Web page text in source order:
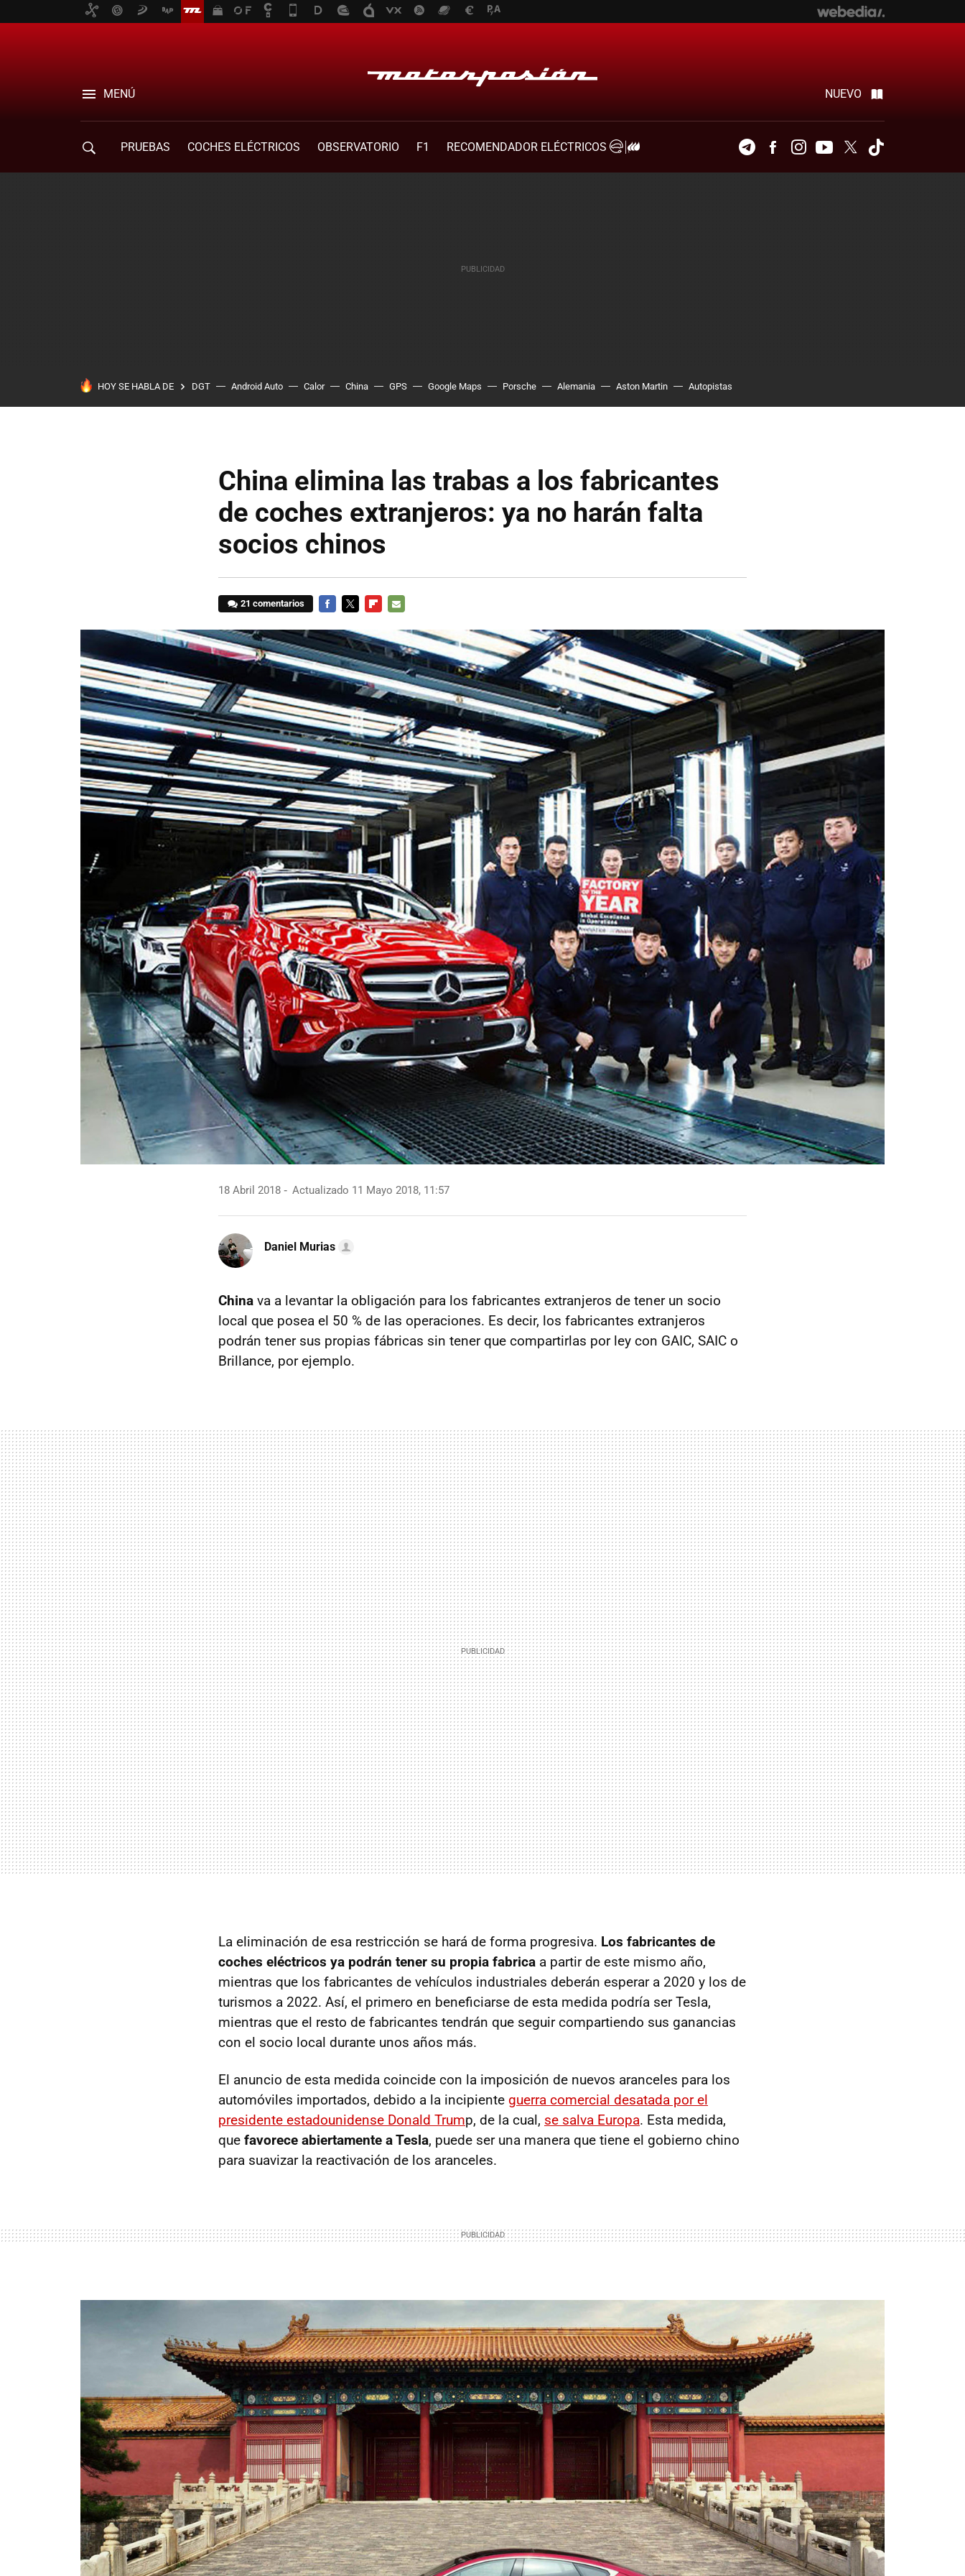
MENÚ NUEVO
PRUEBAS COCHES ELÉCTRICOS OBSERVATORIO F1
RECOMENDADOR ELÉCTRICOS
TelegramFacebookInstagramYoutubeTwitter
HOY SE HABLA DE DGT Android Auto Calor China GPS Google Maps Porsche Alemania Aston Martin Autopistas
China elimina las trabas a los fabricantes
de coches extranjeros: ya no harán falta
socios chinos
21 comentarios
MAIL
18 Abril 2018 Actualizado 11 Mayo 2018, 11:57
Daniel Murias
China va a levantar la obligación para los fabricantes extranjeros de tener un socio
local que posea el 50 % de las operaciones. Es decir, los fabricantes extranjeros
podrán tener sus propias fábricas sin tener que compartirlas por ley con GAIC, SAIC o
Brillance, por ejemplo.
La eliminación de esa restricción se hará de forma progresiva. Los fabricantes de
coches eléctricos ya podrán tener su propia fabrica a partir de este mismo año,
mientras que los fabricantes de vehículos industriales deberán esperar a 2020 y los de
turismos a 2022. Así, el primero en beneficiarse de esta medida podría ser Tesla,
mientras que el resto de fabricantes tendrán que seguir compartiendo sus ganancias
con el socio local durante unos años más.
El anuncio de esta medida coincide con la imposición de nuevos aranceles para los
automóviles importados, debido a la incipiente guerra comercial desatada por el
presidente estadounidense Donald Trump, de la cual, se salva Europa. Esta medida,
que favorece abiertamente a Tesla, puede ser una manera que tiene el gobierno chino
para suavizar la reactivación de los aranceles.